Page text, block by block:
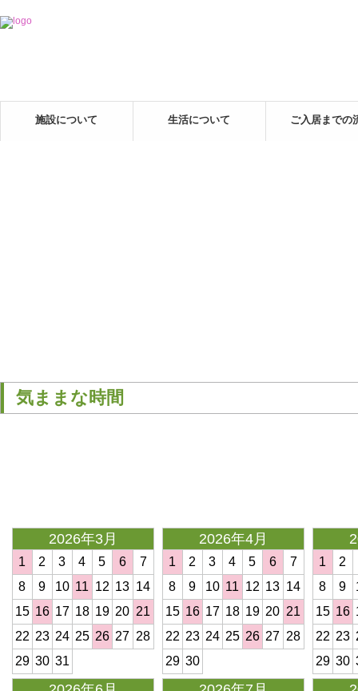
施設について 生活について ご入居までの
気ままな時間
2026年3月
1 2 3 4 5 6
7
8
9 10 11 12 13 14
15 16 17 18 19 20 21
22 23 24 25 26 27 28
29 30 31
2026年4月
1 2 3 4 5 6
7
8
9 10 11 12 13 14
15 16 17 18 19 20 21
22 23 24 25 26 27 28
29 30
1
2
8
9
15 16
22 23
29 30